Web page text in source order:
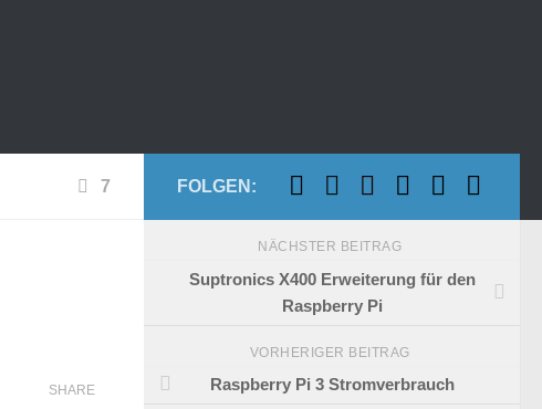
7
SHARE
FOLGEN:
NÄCHSTER BEITRAG
Suptronics X400 Erweiterung für den
Raspberry Pi
VORHERIGER BEITRAG
Raspberry Pi 3 Stromverbrauch